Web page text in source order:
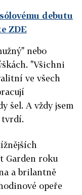
debutu
ZDE
nebo
"Všichni
ve všech
šel. A vždy jsem
tvrdí.
Garden roku
a brilantně
opeře